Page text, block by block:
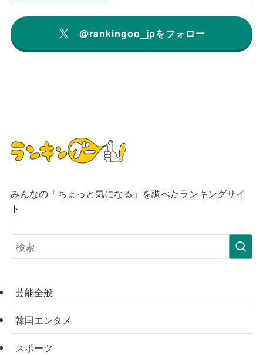
@rankingoo_jpをフォロー
みんなの「ちょっと気になる」を調べたランキングサイ
ト
芸能全般
韓国エンタメ
スポーツ